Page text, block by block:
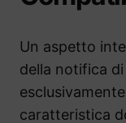
Un aspetto
della notifica di
caratteristica